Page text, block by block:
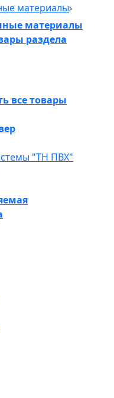
материалы
материалы
раздела
все товары
"ТН ПВХ"